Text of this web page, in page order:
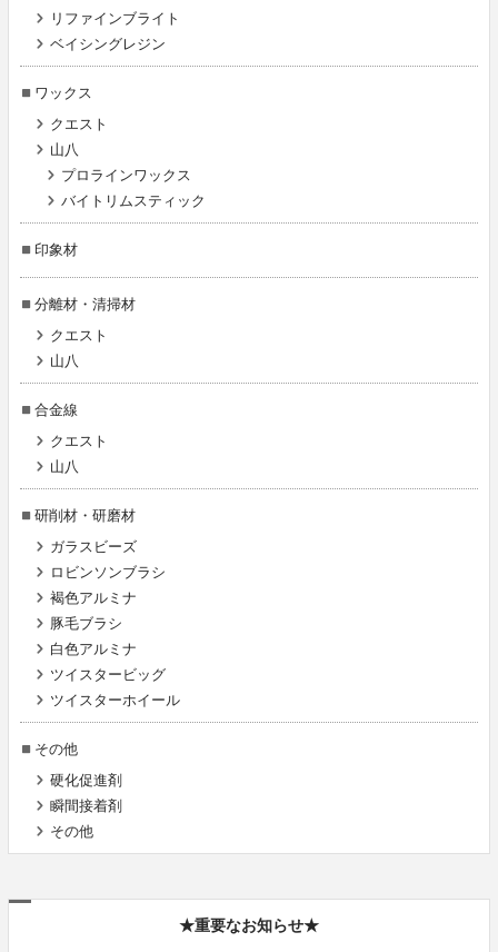
リファインブライト
ベイシングレジン
ワックス
クエスト
山八
プロラインワックス
バイトリムスティック
印象材
分離材・清掃材
クエスト
山八
合金線
クエスト
山八
研削材・研磨材
ガラスビーズ
ロビンソンブラシ
褐色アルミナ
豚毛ブラシ
白色アルミナ
ツイスタービッグ
ツイスターホイール
その他
硬化促進剤
瞬間接着剤
その他
★重要なお知らせ★